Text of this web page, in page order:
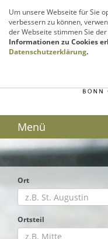
Menü
Ort
Ortsteil
Um unsere Webseite für Sie
verbessern zu können,
der Webseite stimmen Sie
Informationen zu Cookies
Datenschutzerklärung.